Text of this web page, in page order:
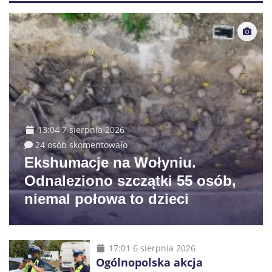
13:04 7 sierpnia 2026
24 osób skomentowało
Ekshumacje na Wołyniu.
Odnaleziono szczątki 55 osób,
niemal połowa to dzieci
17:01 6 sierpnia 2026
Ogólnopolska akcja